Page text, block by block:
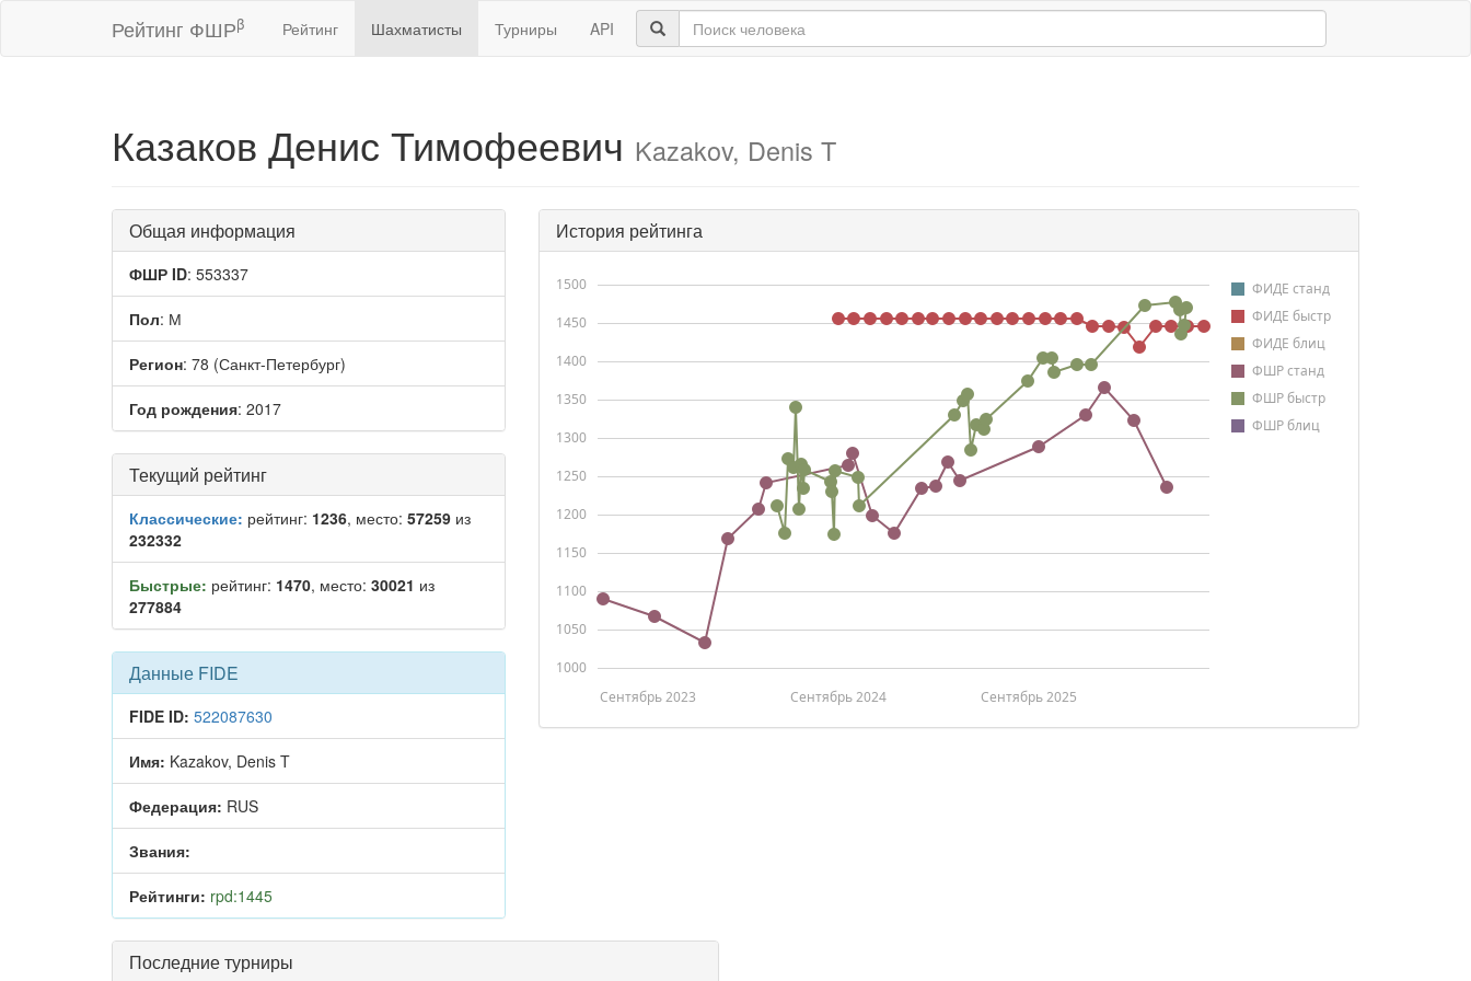
Рейтинг ФШРβ Рейтинг Шахматисты Турниры API
Казаков Денис Тимофеевич Kazakov, Denis T
Общая информация
ФШР ID: 553337
Пол: М
Регион: 78 (Санкт-Петербург)
Год рождения: 2017
Текущий рейтинг
Классические: рейтинг: 1236, место: 57259 из
232332
Быстрые: рейтинг: 1470, место: 30021 из
277884
Данные FIDE
FIDE ID: 522087630
Имя: Kazakov, Denis T
Федерация: RUS
Звания:
Рейтинги: rpd:1445
История рейтинга
ФИДЕ станд
ФИДЕ быстр
ФИДЕ блиц
ФШР станд
ФШР быстр
ФШР блиц
Сентябрь 2023 Сентябрь 2024 Сентябрь 2025
1000
1050
1100
1150
1200
1250
1300
1350
1400
1450
1500
Последние турниры